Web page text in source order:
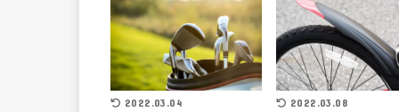
2022.03.04 2022.03.08